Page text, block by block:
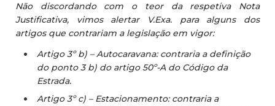
​​Não discordando com o teor da respetiva Nota
Justificativa, vimos alertar V.Exa. para alguns dos
artigos​ que contrariam a legislação em vigor:
Artigo 3º b) – Autocaravana: contraria a definição
do ponto 3 b) do artigo 50º-A do Código da
Estrada.
Artigo 3º c) – Estacionamento: contraria a